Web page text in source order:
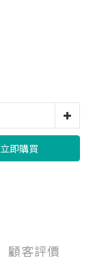
立即購買
顧客評價